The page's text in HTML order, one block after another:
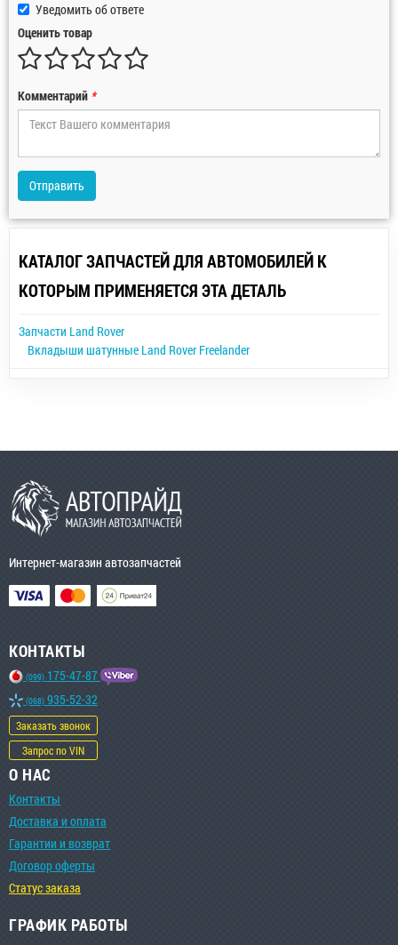
Уведомить об ответе
Оценить товар
Комментарий *
Отправить
КАТАЛОГ ЗАПЧАСТЕЙ ДЛЯ АВТОМОБИЛЕЙ К
КОТОРЫМ ПРИМЕНЯЕТСЯ ЭТА ДЕТАЛЬ
Запчасти Land Rover
Вкладыши шатунные Land Rover Freelander
Интернет-магазин автозапчастей
КОНТАКТЫ
(099) 175-47-87
(068) 935-52-32
Заказать звонок
Запрос по VIN
О НАС
Контакты
Доставка и оплата
Гарантии и возврат
Договор оферты
Статус заказа
ГРАФИК РАБОТЫ